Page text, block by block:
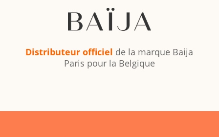
Distributeur officiel de la marque Baija
Paris pour la Belgique